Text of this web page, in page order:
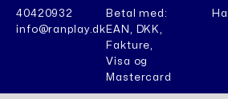
40420932
info@ranplay.dk
Betal med:
EAN, DKK,
Fakture,
Visa og
Mastercard